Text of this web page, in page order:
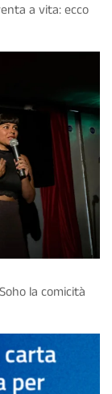
a vita: ecco
la comicità